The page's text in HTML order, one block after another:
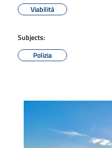
Viabilità
Subjects:
Polizia